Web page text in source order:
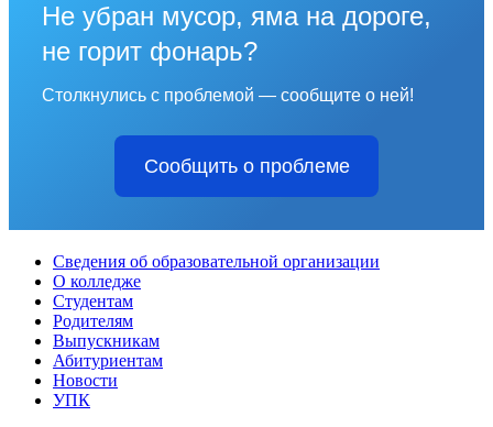
Не убран мусор, яма на дороге,
не горит фонарь?
Столкнулись с проблемой — сообщите о ней!
Сообщить о проблеме
Сведения об образовательной организации
О колледже
Студентам
Родителям
Выпускникам
Абитуриентам
Новости
УПК